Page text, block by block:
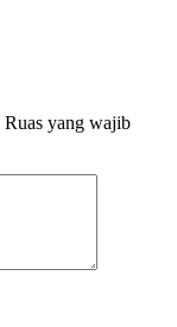
Ruas yang wajib